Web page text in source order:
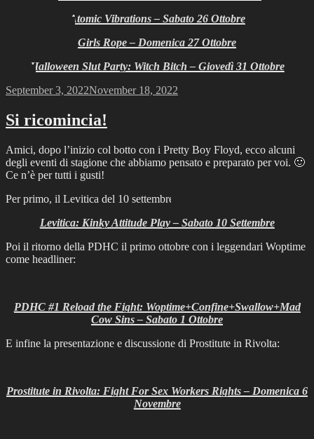
Atomic Vibrations – Sabato 26 Ottobre
Girls Rope – Domenica 27 Ottobre
Halloween Slut Party: Witch Bitch – Giovedì 31 Ottobre
Posted
September 3, 2022November 18, 2022
Si ricomincia!
Amici, dopo l’inizio col botto con i Pretty Boy Floyd, ecco alcuni
degli eventi di stagione che abbiamo pensato e preparato per voi. 🙂
Ce n’è per tutti i gusti!
Per primo, il Levitica del 10 settembre:
Levitica: Kinky Attitude Play – Sabato 10 Settembre
Poi il ritorno della PDHC il primo ottobre con i leggendari Woptime
come headliner:
PDHC #1 Reload the Fight: Woptime+Confine+Swallow+Mad
Cow Sins – Sabato 1 Ottobre
E infine la presentazione e discussione di Prostitute in Rivolta:
Prostitute in Rivolta: Fight For Sex Workers Rights – Domenica 6
Novembre